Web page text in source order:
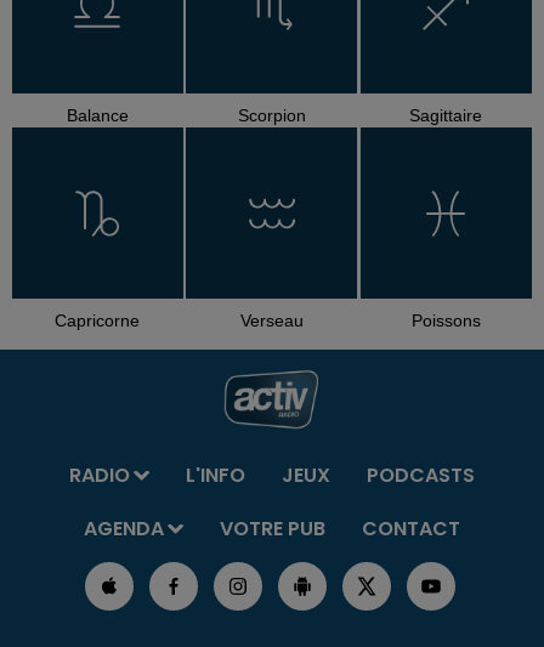
Balance Scorpion Sagittaire
Capricorne Verseau Poissons
RADIO L'INFO JEUX
PODCASTS
AGENDA
VOTRE PUB CONTACT